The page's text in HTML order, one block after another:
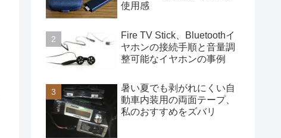
使用感
Fire TV Stick、Bluetoothイ
ヤホンの接続手順と音量調
整可能なイヤホンの事例
暑い夏でも剥がれにくい自
動車内装用の両面テープ、
私のおすすめをズバリ